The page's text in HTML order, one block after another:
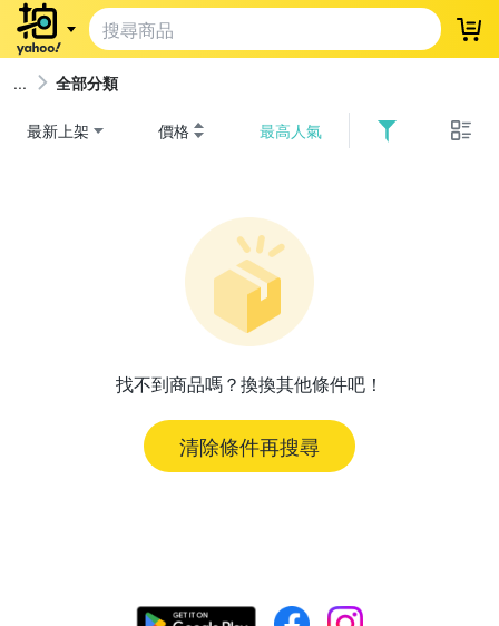
登
全部分類
最新上架 價格 最高人氣
找不到商品嗎？換換其他條件吧！
清除條件再搜尋